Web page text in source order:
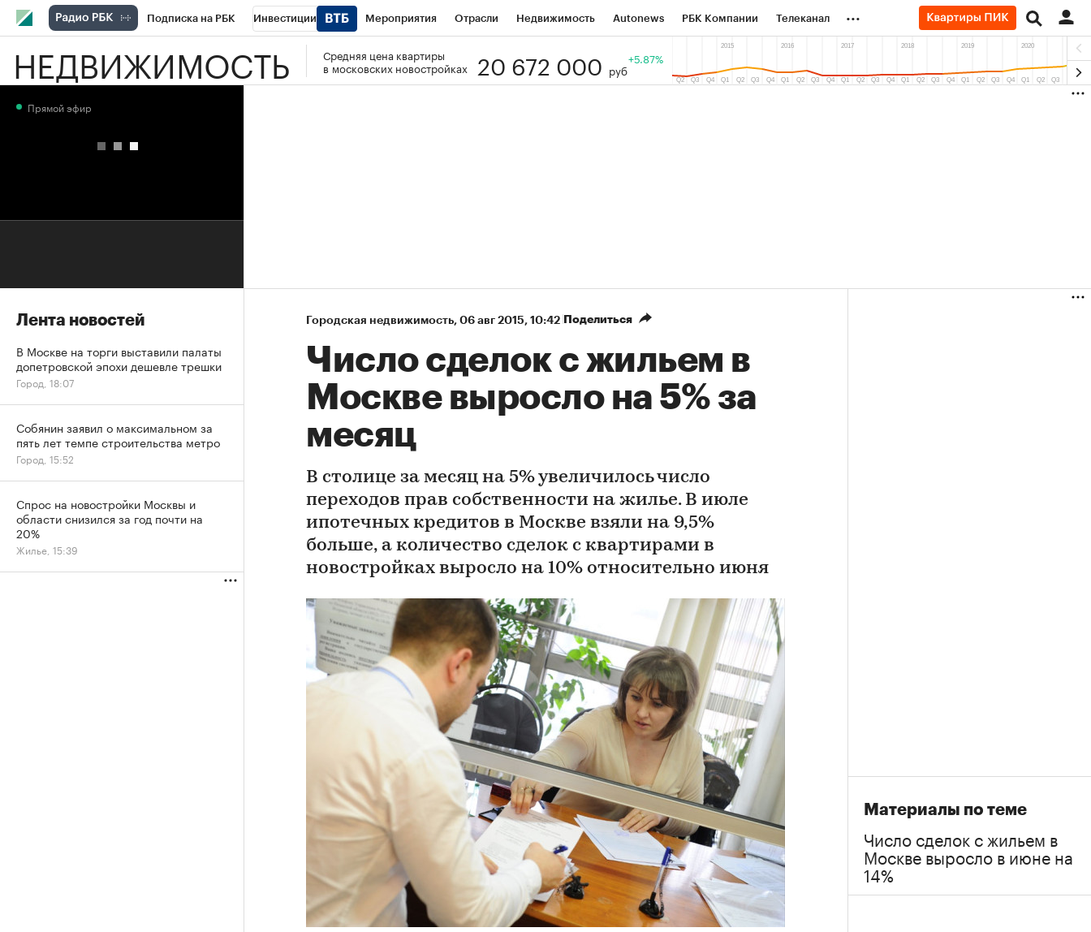
Подписка на РБК Инвестиции Мероприятия Отрасли Недвижимость Autonews РБК Компании Телеканал
РБК Вино Спорт Школа управления РБК РБК Образование Тренды
...
НЕДВИЖИМОСТЬ
Средняя цена квартиры
в московских новостройках
20 672 000 руб
+5.87%
Городская недвижимость⁠, 06 авг 2015, 10:42 Поделиться
Число сделок с жильем в
Москве выросло на 5% за
месяц
В столице за месяц на 5% увеличилось число
переходов прав собственности на жилье. В июле
ипотечных кредитов в Москве взяли на 9,5%
больше, а количество сделок с квартирами в
новостройках выросло на 10% относительно июня
Материалы по теме
Число сделок с жильем в
Москве выросло в июне на
14%
Прямой эфир
Лента новостей
В Москве на торги выставили палаты
допетровской эпохи дешевле трешки
Город, 18:07
Собянин заявил о максимальном за
пять лет темпе строительства метро
Город, 15:52
Спрос на новостройки Москвы и
области снизился за год почти на
20%
Жилье, 15:39